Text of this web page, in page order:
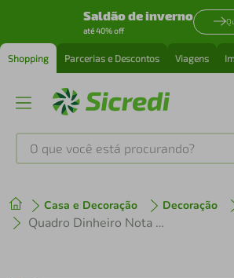
Saldão de inverno
até 40% off
Shopping Parcerias e Descontos Viagens
O que você está procurando?
Casa e Decoração Decoração
Quadro Dinheiro Nota Euro 120x60 Caixa Marfim
1º tenis